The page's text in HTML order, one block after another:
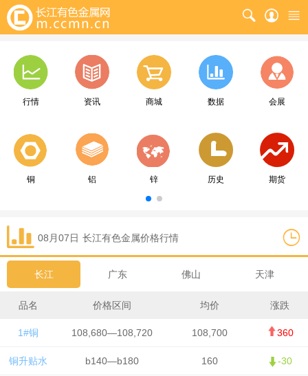
行情 资讯 商城 数据 会展
铜 铝 锌 历史 期货
08月07日 长江有色金属价格行情
长江 广东 佛山 天津
品名 价格区间 均价 涨跌
1#铜 108,680—108,720 108,700 360
铜升贴水 b140—b180 160 -30